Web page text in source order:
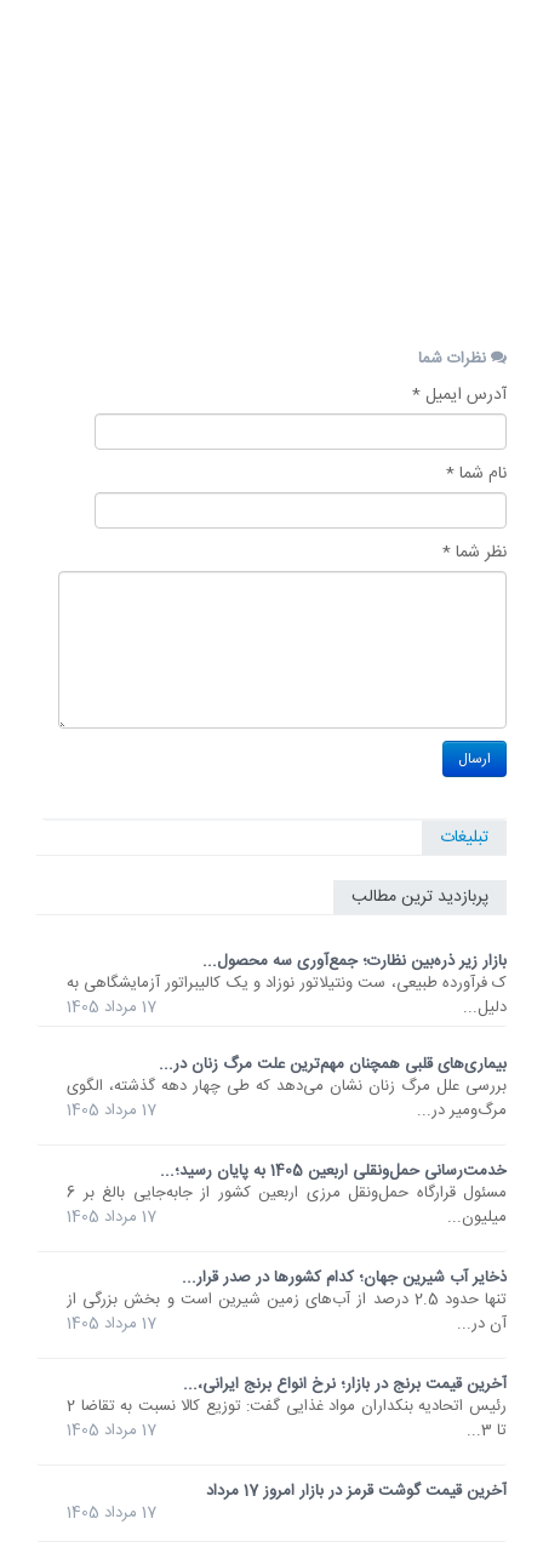
نظرات شما
آدرس ایمیل *
نام شما *
نظر شما *
تبلیغات
پربازدید ترین مطالب
بازار زیر ذره‌بین نظارت؛ جمع‌آوری سه محصول...
ک فرآورده طبیعی، ست ونتیلاتور نوزاد و یک کالیبراتور آزمایشگاهی به
دلیل...
17 مرداد 1405
بیماری‌های قلبی همچنان مهم‌ترین علت مرگ زنان در...
بررسی علل مرگ زنان نشان می‌دهد که طی چهار دهه گذشته، الگوی
مرگ‌ومیر در...
17 مرداد 1405
خدمت‌رسانی حمل‌ونقلی اربعین 1405 به پایان رسید؛...
مسئول قرارگاه حمل‌ونقل مرزی اربعین کشور از جابه‌جایی بالغ بر 6
میلیون...
17 مرداد 1405
ذخایر آب شیرین جهان؛ کدام کشورها در صدر قرار...
تنها حدود 2.5 درصد از آب‌های زمین شیرین است و بخش بزرگی از
آن در...
17 مرداد 1405
آخرین قیمت برنج در بازار؛ نرخ انواع برنج ایرانی،...
رئیس اتحادیه بنکداران مواد غذایی گفت: توزیع کالا نسبت به تقاضا 2
تا 3...
17 مرداد 1405
آخرین قیمت گوشت قرمز در بازار امروز 17 مرداد
17 مرداد 1405